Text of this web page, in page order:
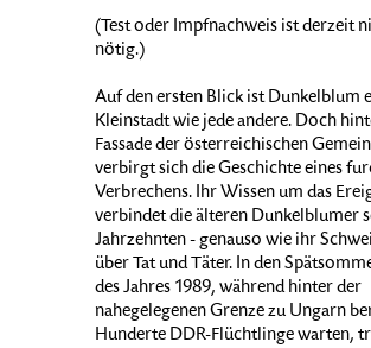
(Test oder Impfnachweis ist derzeit
nötig.)
Auf den ersten Blick ist Dunkelblum
Kleinstadt wie jede andere. Doch
Fassade der österreichischen
verbirgt sich die Geschichte eines
Verbrechens. Ihr Wissen um das
verbindet die älteren Dunkelblumer
Jahrzehnten - genauso wie ihr
über Tat und Täter. In den
des Jahres 1989, während hinter der
nahegelegenen Grenze zu Ungarn
Hunderte DDR-Flüchtlinge warten,